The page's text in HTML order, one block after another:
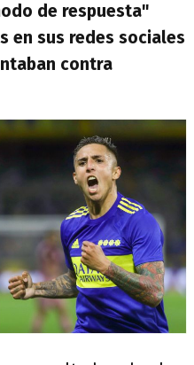
de respuesta"
en sus redes sociales
contra